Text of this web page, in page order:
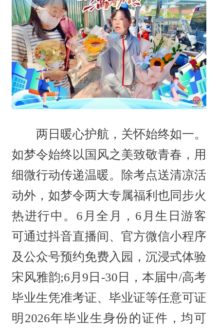
两日暖心护航，关怀始终如一。
如梦令始终以国风之美致敬青春，用
细微行动传递温暖。除考点送清凉活
动外，如梦令两大专属福利也同步火
热进行中。6月全月，6月生日游客
可通过抖音直播间、官方微信小程序
及公众号预约免费入园，沉浸式体验
宋风雅韵;6月9日-30日，本届中/高考
毕业生凭准考证、毕业证等任意可证
明2026年毕业生身份的证件，均可